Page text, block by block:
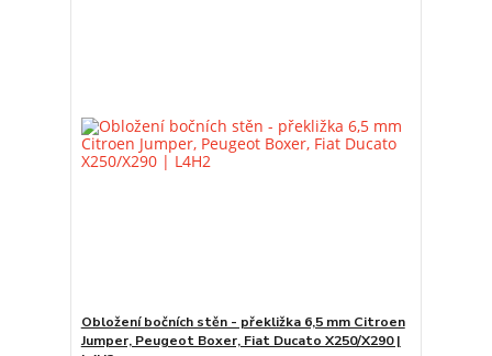
Obložení bočních stěn - překližka 6,5 mm Citroen
Jumper, Peugeot Boxer, Fiat Ducato X250/X290 |